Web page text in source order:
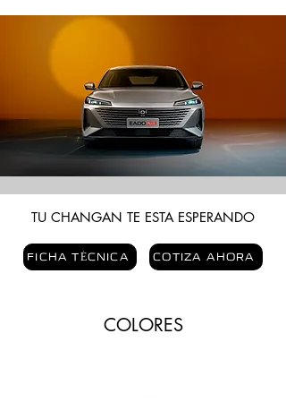
TU CHANGAN TE ESTA ESPERANDO
FICHA TÉCNICA COTIZA AHORA
COLORES